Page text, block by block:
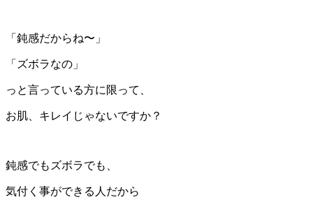
「鈍感だからね〜」
「ズボラなの」
っと言っている方に限って、
お肌、キレイじゃないですか？
鈍感でもズボラでも、
気付く事ができる人だから